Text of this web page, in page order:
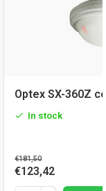
Optex SX-360Z
In stock
€181,50
€123,42